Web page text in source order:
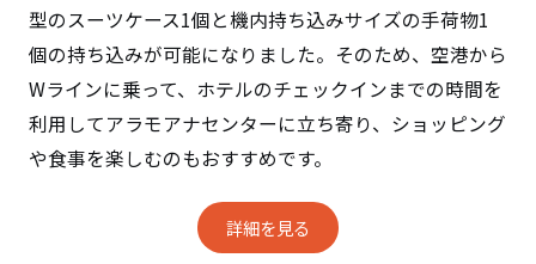
型のスーツケース1個と機内持ち込みサイズの手荷物1
個の持ち込みが可能になりました。そのため、空港から
Wラインに乗って、ホテルのチェックインまでの時間を
利用してアラモアナセンターに立ち寄り、ショッピング
や食事を楽しむのもおすすめです。
詳細を見る